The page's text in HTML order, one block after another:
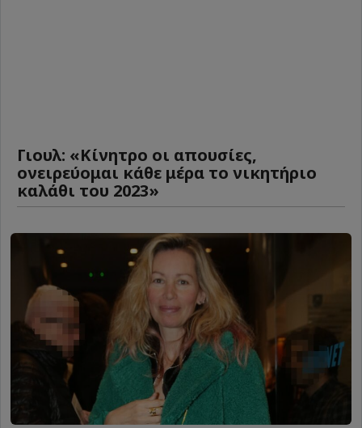
Γιουλ: «Κίνητρο οι απουσίες,
ονειρεύομαι κάθε μέρα το νικητήριο
καλάθι του 2023»